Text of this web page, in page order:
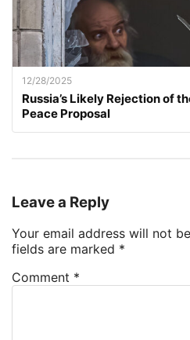
12/28/2025
Russia’s Likely Rejection of
Peace Proposal
Leave a Reply
Your email address will not
fields are marked *
Comment *